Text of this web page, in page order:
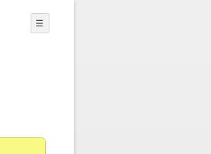
☰